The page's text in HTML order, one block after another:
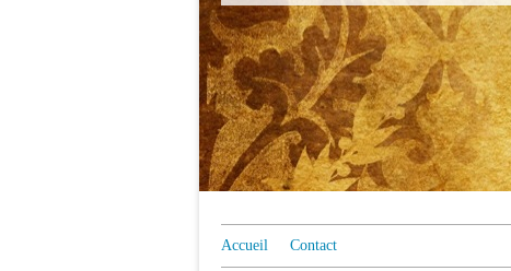
Accueil Contact